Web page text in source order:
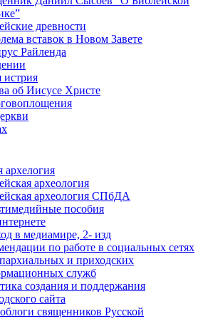
древности
вставок в Новом Завете
Райленда
об Иисусе Христе
архелогия
археология
археология СПбДА
пособия
в медиамире, 2- изд
по работе в социальных сетях
и приходских
служб
создания и поддержания
сайта
священников Русской